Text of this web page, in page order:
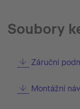
Soubory
Záruční
Montážní